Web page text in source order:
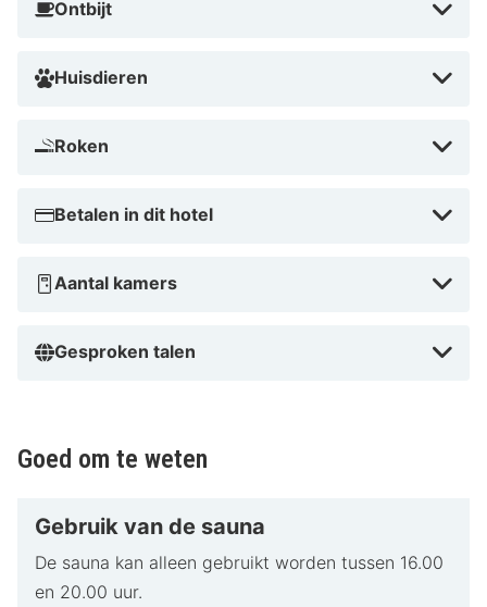
Ontbijt
Huisdieren
Roken
Betalen in dit hotel
Aantal kamers
Gesproken talen
Goed om te weten
Gebruik van de sauna
De sauna kan alleen gebruikt worden tussen 16.00
en 20.00 uur.